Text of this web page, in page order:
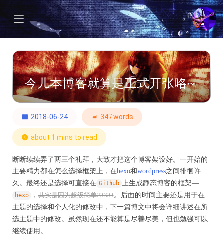
今儿本博客就算是正式开张咯~
2018-06-24 347 words
about 1 mins to read
断断续续弄了两三个礼拜，大致才把这个博客架设好。一开始的
主要精力都在怎么选择框架上，在hexo和wordpress之间徘徊许
久。最终还是选择可直接在 Github 上生成静态博客的框架—
hexo ，其实是因为超级简单23333。后面的时间主要还是用于在
主题的选择和个人化的修改中，下一篇博文中将会详细讲述在所
选主题中的修改。虽然现在还不能算是尽善尽美，但也勉强可以
继续使用。